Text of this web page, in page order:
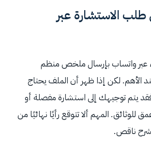
الاستشارة عبر
عبر واتساب بإرسال ملخص منظم
الأهم. لكن إذا ظهر أن الملف يحتاج
يتم توجيهك إلى استشارة مفصلة أو
للوثائق. المهم ألا تتوقع رأيًا نهائيًا من
ناقص.